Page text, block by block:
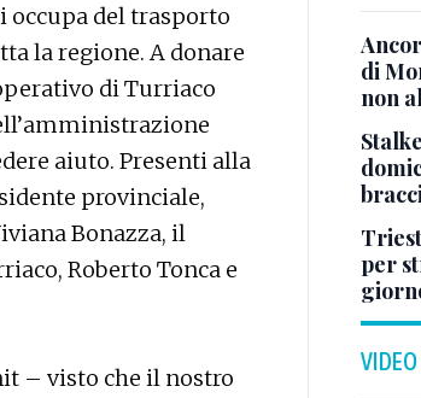
occupa del trasporto
la regione. A donare
di Turriaco
aiuto. Presenti alla
provinciale,
Bonazza, il
Roberto Tonca e
– visto che il nostro
di
non
per
VIDEO